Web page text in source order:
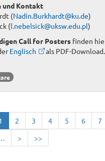
und Kontakt
(Nadin.Burkhardt@ku.de)
(l.nebelsick@uksw.edu.pl)
Call for Posters finden
Englisch als PDF-Download.
2 3 4 5 6 7
> >>